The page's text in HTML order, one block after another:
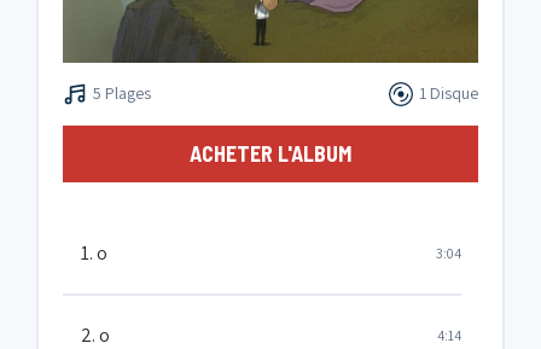
5 Plages 1 Disque
ACHETER L'ALBUM
1. o 3:04
2. o 4:14